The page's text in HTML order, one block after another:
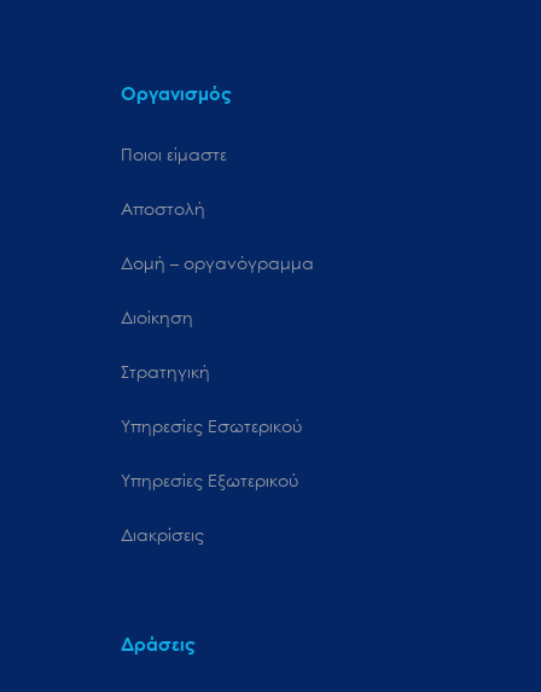
Οργανισμός
Ποιοι είμαστε
Αποστολή
Δομή – οργανόγραμμα
Διοίκηση
Στρατηγική
Υπηρεσίες Εσωτερικού
Υπηρεσίες Εξωτερικού
Διακρίσεις
Δράσεις